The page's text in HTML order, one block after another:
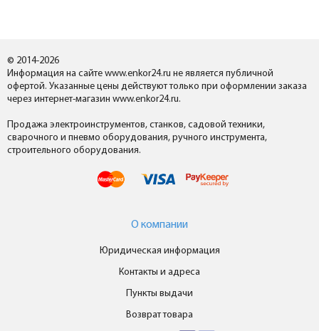
© 2014-2026
Информация на сайте www.enkor24.ru не является публичной
офертой. Указанные цены действуют только при оформлении заказа
через интернет-магазин www.enkor24.ru.
Продажа электроинструментов, станков, садовой техники,
сварочного и пневмо оборудования, ручного инструмента,
строительного оборудования.
О компании
Юридическая информация
Контакты и адреса
Пункты выдачи
Возврат товара